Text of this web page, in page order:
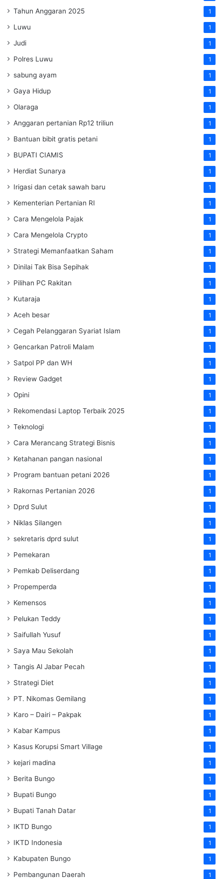
Tahun Anggaran 2025 1
Luwu 1
Judi 1
Polres Luwu 1
sabung ayam 1
Gaya Hidup 1
Olaraga 1
Anggaran pertanian Rp12 triliun 1
Bantuan bibit gratis petani 1
BUPATI CIAMIS 1
Herdiat Sunarya 1
Irigasi dan cetak sawah baru 1
Kementerian Pertanian RI 1
Cara Mengelola Pajak 1
Cara Mengelola Crypto 1
Strategi Memanfaatkan Saham 1
Dinilai Tak Bisa Sepihak 1
Pilihan PC Rakitan 1
Kutaraja 1
Aceh besar 1
Cegah Pelanggaran Syariat Islam 1
Gencarkan Patroli Malam 1
Satpol PP dan WH 1
Review Gadget 1
Opini 1
Rekomendasi Laptop Terbaik 2025 1
Teknologi 1
Cara Merancang Strategi Bisnis 1
Ketahanan pangan nasional 1
Program bantuan petani 2026 1
Rakornas Pertanian 2026 1
Dprd Sulut 1
Niklas Silangen 1
sekretaris dprd sulut 1
Pemekaran 1
Pemkab Deliserdang 1
Propemperda 1
Kemensos 1
Pelukan Teddy 1
Saifullah Yusuf 1
Saya Mau Sekolah 1
Tangis Al Jabar Pecah 1
Strategi Diet 1
PT. Nikomas Gemilang 1
Karo – Dairi – Pakpak 1
Kabar Kampus 1
Kasus Korupsi Smart Village 1
kejari madina 1
Berita Bungo 1
Bupati Bungo 1
Bupati Tanah Datar 1
IKTD Bungo 1
IKTD Indonesia 1
Kabupaten Bungo 1
Pembangunan Daerah 1